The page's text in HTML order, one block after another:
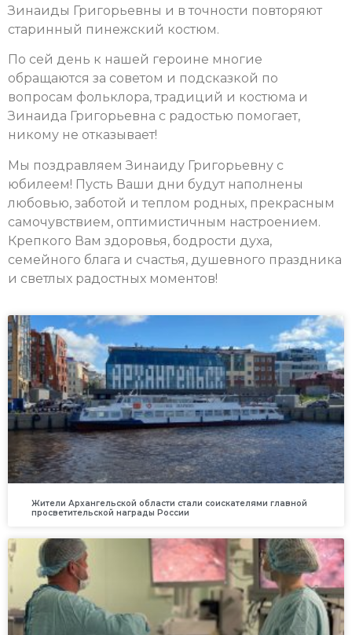
Зинаиды Григорьевны и в точности повторяют
старинный пинежский костюм.
По сей день к нашей героине многие
обращаются за советом и подсказкой по
вопросам фольклора, традиций и костюма и
Зинаида Григорьевна с радостью помогает,
никому не отказывает!
Мы поздравляем Зинаиду Григорьевну с
юбилеем! Пусть Ваши дни будут наполнены
любовью, заботой и теплом родных, прекрасным
самочувствием, оптимистичным настроением.
Крепкого Вам здоровья, бодрости духа,
семейного блага и счастья, душевного праздника
и светлых радостных моментов!
Жители Архангельской области стали соискателями главной
просветительской награды России